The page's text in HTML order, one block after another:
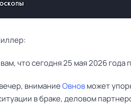
что сегодня 25 мая 2026
вниманиеОвновможет
в браке, деловом